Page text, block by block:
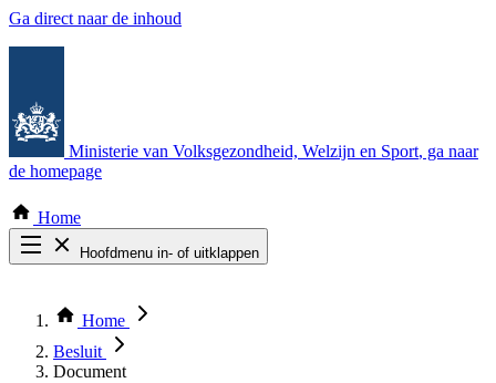
Ga direct naar de inhoud
Ministerie van Volksgezondheid, Welzijn en Sport, ga naar
de homepage
Home
Hoofdmenu in- of uitklappen
Thema COVID-19
Bekijk per bestuursorgaan
Home
Besluit
Document